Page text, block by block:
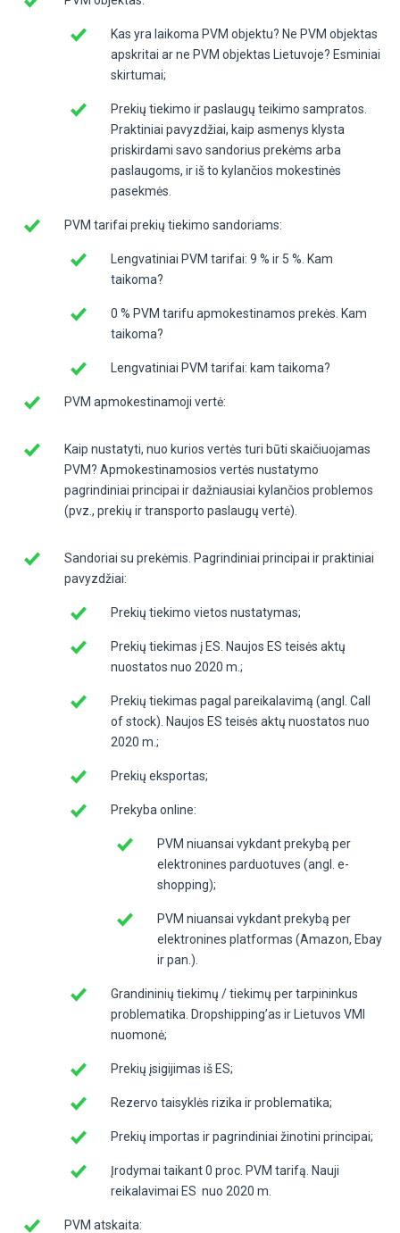
Kas yra laikoma PVM objektu? Ne PVM objektas
apskritai ar ne PVM objektas Lietuvoje? Esminiai
skirtumai;
Prekių tiekimo ir paslaugų teikimo sampratos.
Praktiniai pavyzdžiai, kaip asmenys klysta
priskirdami savo sandorius prekėms arba
paslaugoms, ir iš to kylančios mokestinės
pasekmės.
PVM tarifai prekių tiekimo sandoriams:
Lengvatiniai PVM tarifai: 9 % ir 5 %. Kam
taikoma?
0 % PVM tarifu apmokestinamos prekės. Kam
taikoma?
Lengvatiniai PVM tarifai: kam taikoma?
PVM apmokestinamoji vertė:
Kaip nustatyti, nuo kurios vertės turi būti skaičiuojamas
PVM? Apmokestinamosios vertės nustatymo
pagrindiniai principai ir dažniausiai kylančios problemos
(pvz., prekių ir transporto paslaugų vertė).
Sandoriai su prekėmis. Pagrindiniai principai ir praktiniai
pavyzdžiai:
Prekių tiekimo vietos nustatymas;
Prekių tiekimas į ES. Naujos ES teisės aktų
nuostatos nuo 2020 m.;
Prekių tiekimas pagal pareikalavimą (angl. Call
of stock). Naujos ES teisės aktų nuostatos nuo
2020 m.;
Prekių eksportas;
Prekyba online:
PVM niuansai vykdant prekybą per
elektronines parduotuves (angl. e-
shopping);
PVM niuansai vykdant prekybą per
elektronines platformas (Amazon, Ebay
ir pan.).
Grandininių tiekimų / tiekimų per tarpininkus
problematika. Dropshipping’as ir Lietuvos VMI
nuomonė;
Prekių įsigijimas iš ES;
Rezervo taisyklės rizika ir problematika;
Prekių importas ir pagrindiniai žinotini principai;
Įrodymai taikant 0 proc. PVM tarifą. Nauji
reikalavimai ES nuo 2020 m.
PVM atskaita: